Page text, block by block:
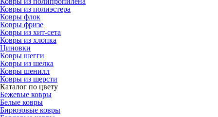
Ковры из полиэстера
Ковры флок
Ковры фризе
Ковры из хит-сета
Ковры из хлопка
Циновки
Ковры шегги
Ковры из шелка
Ковры шенилл
Ковры из шерсти
Каталог по цвету
Бежевые ковры
Белые ковры
Бирюзовые ковры